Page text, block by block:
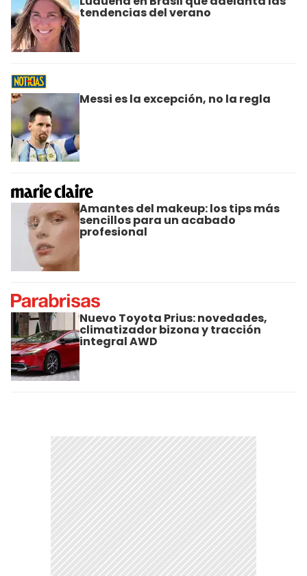
tendencias del verano
Messi es la excepción, no la regla
Amantes del makeup: los tips más
sencillos para un acabado
profesional
Nuevo Toyota Prius: novedades,
climatizador bizona y tracción
integral AWD